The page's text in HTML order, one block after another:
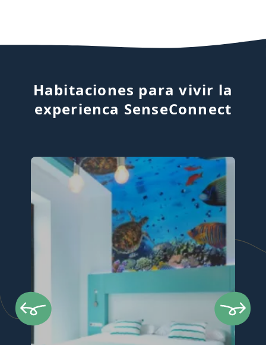
Habitaciones para vivir la
experienca SenseConnect